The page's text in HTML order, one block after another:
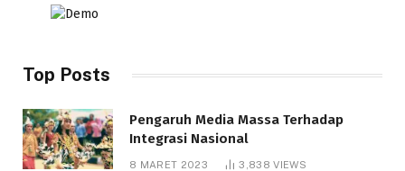
Top Posts
Pengaruh Media Massa Terhadap
Integrasi Nasional
8 MARET 2023 3,838VIEWS